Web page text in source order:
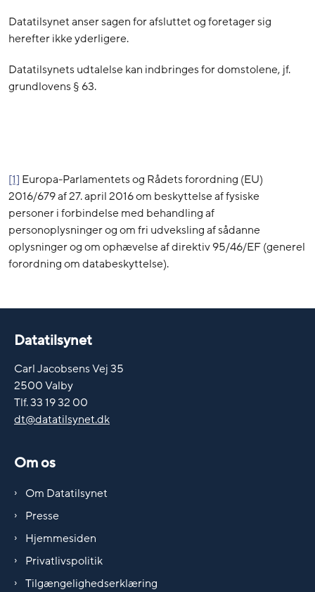
Datatilsynet anser sagen for afsluttet og foretager sig
herefter ikke yderligere.
Datatilsynets udtalelse kan indbringes for domstolene, jf.
grundlovens § 63.
[1] Europa-Parlamentets og Rådets forordning (EU)
2016/679 af 27. april 2016 om beskyttelse af fysiske
personer i forbindelse med behandling af
personoplysninger og om fri udveksling af sådanne
oplysninger og om ophævelse af direktiv 95/46/EF (generel
forordning om databeskyttelse).
Datatilsynet
Carl Jacobsens Vej 35
2500 Valby
Tlf. 33 19 32 00
dt@datatilsynet.dk
Om os
Om Datatilsynet
Presse
Hjemmesiden
Privatlivspolitik
Tilgængelighedserklæring